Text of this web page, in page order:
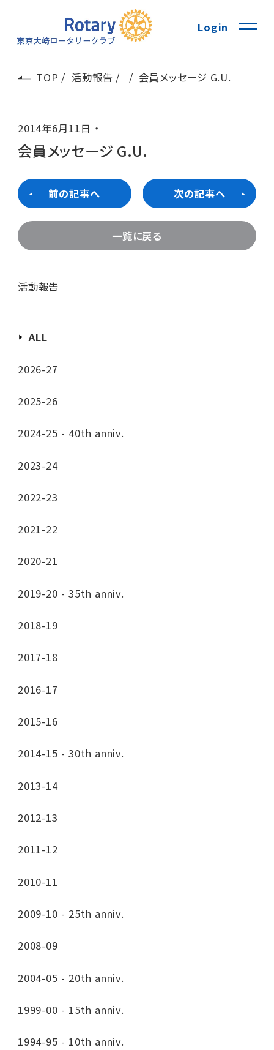
Login
TOP 活動報告 会員メッセージ G.U.
2014年6月11日
会員メッセージ G.U.
前の記事へ
一覧に戻る
次の記事へ
活動報告
ALL
2026-27
2025-26
2024-25 - 40th anniv.
2023-24
2022-23
2021-22
2020-21
2019-20 - 35th anniv.
2018-19
2017-18
2016-17
2015-16
2014-15 - 30th anniv.
2013-14
2012-13
2011-12
2010-11
2009-10 - 25th anniv.
2008-09
2004-05 - 20th anniv.
1999-00 - 15th anniv.
1994-95 - 10th anniv.